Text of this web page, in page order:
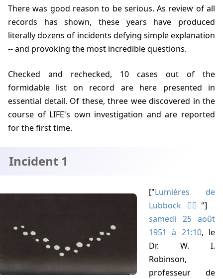
There was good reason to be serious. As review of all
records has shown, these years have produced
literally dozens of incidents defying simple explanation
-- and provoking the most incredible questions.
Checked and rechecked, 10 cases out of the
formidable list on record are here presented in
essential detail. Of these, three wee discovered in the
course of LIFE's own investigation and are reported
for the first time.
Incident 1
["Lumières de
Lubbock
"]
samedi 25 août
1951 à 21:10, le
Dr. W. I.
Robinson,
professeur de